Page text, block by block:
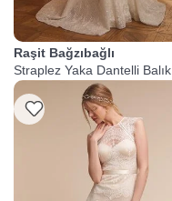
Raşit Bağzıbağlı
Straplez Yaka Dantelli Balık
Gelinlik
Listeme Ekle